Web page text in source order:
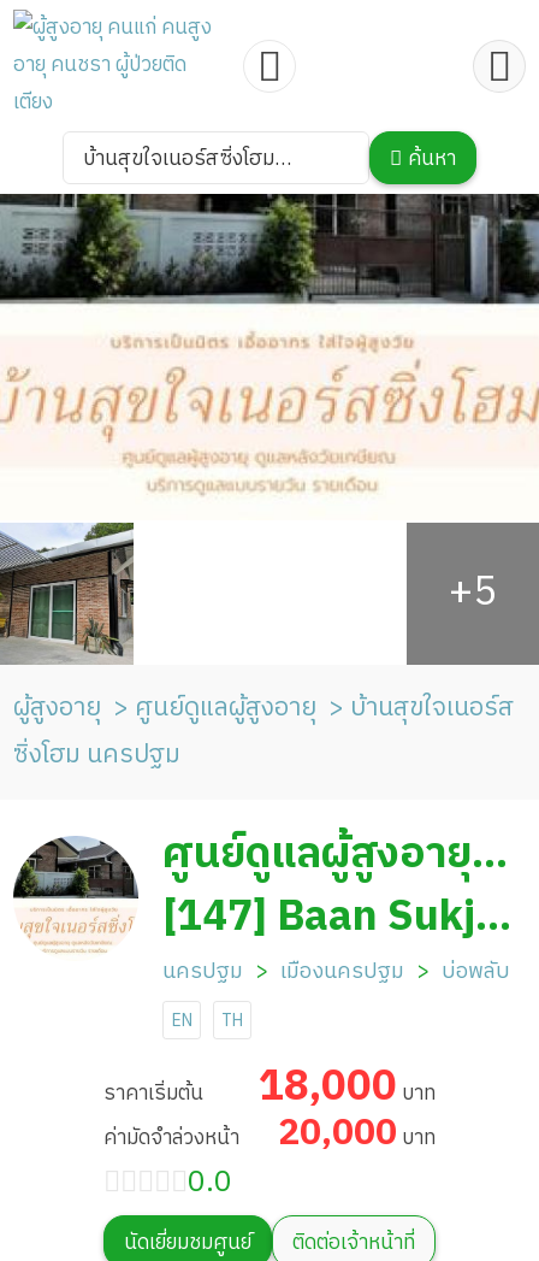
บ้านสุขใจเนอร์สซิ่งโฮม
นครปฐม
ค้นหา
ผู้สูงอายุ ศูนย์ดูแลผู้สูงอายุ
บ้านสุขใจเนอร์ส
ซิ่งโฮม นครปฐม
ศูนย์ดูแลผู้สูงอายุ
บ้านสุขใจเนอร์สซิ่ง
โฮม นครปฐม
[147] Baan Sukjai
Nursing Home
Nakhon Pathom
นครปฐม เมืองนครปฐม บ่อพลับ
EN TH
ราคาเริ่มต้น 18,000 บาท
ค่ามัดจำล่วงหน้า
20,000 บาท
0.0
นัดเยี่ยมชมศูนย์ ติดต่อเจ้าหน้าที่